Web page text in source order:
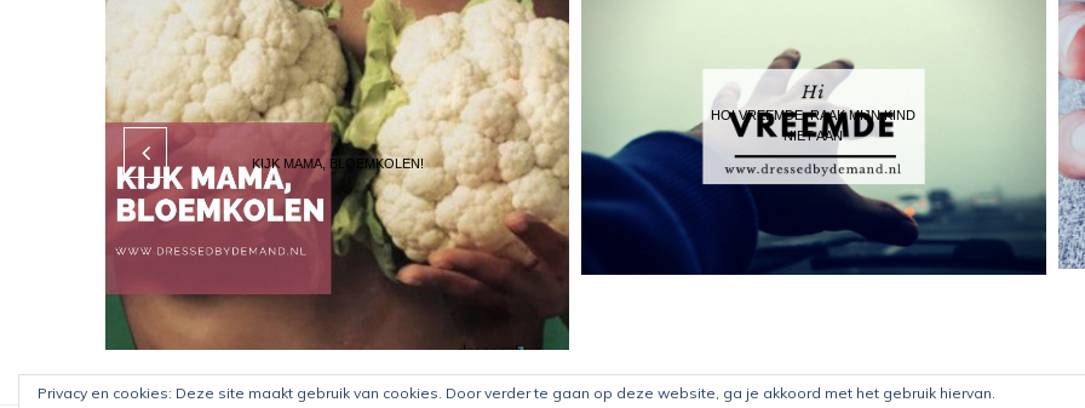
KIJK MAMA, BLOEMKOLEN!
HOI VREEMDE, RAAK MIJN KIND
NIET AAN
Privacy en cookies: Deze site maakt gebruik van cookies. Door verder te gaan op deze website, ga je akkoord met het gebruik hiervan.